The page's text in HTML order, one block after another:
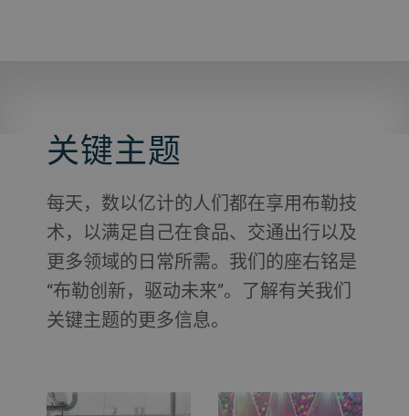
关键主题
每天，数以亿计的人们都在享用布勒技
术，以满足自己在食品、交通出行以及
更多领域的日常所需。我们的座右铭是
“布勒创新，驱动未来”。了解有关我们
关键主题的更多信息。